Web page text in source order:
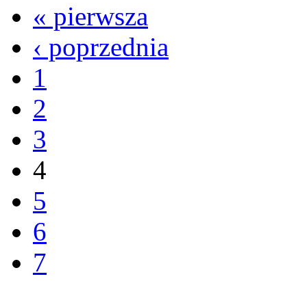
« pierwsza
‹ poprzednia
1
2
3
4
5
6
7